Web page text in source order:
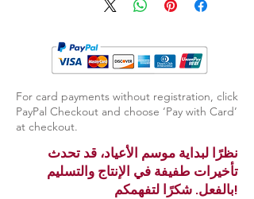
For card payments without registration, click
PayPal Checkout and choose ‘Pay with Card’
at checkout.
نظرًا لبداية موسم الأعياد، قد تحدث
تأخيرات طفيفة في الإنتاج والتسليم
بالفعل. شكرًا لتفهمكم!